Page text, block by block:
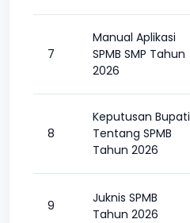
7
Manual Aplikasi
SPMB SMP Tahun
2026
8
Keputusan Bupati
Tentang SPMB
Tahun 2026
9
Juknis SPMB
Tahun 2026